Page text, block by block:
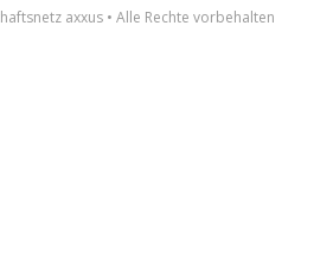
axxus • Alle Rechte vorbehalten